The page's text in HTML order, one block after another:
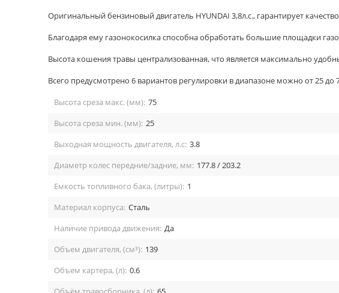
Оригинальный бензиновый двигатель HYUNDAI 3,8л.с., гарантирует
Благодаря ему газонокосилка способна обработать большие площадки
Высота кошения травы централизованная, что является максимально
Всего предусмотрено 6 вариантов регулировки в диапазоне можно от 25 до
Высота среза макс. (мм): 75
Высота среза мин. (мм): 25
Выходная мощность двигателя, л.с: 3.8
Диаметр колес передние/задние, мм: 177.8 / 203.2
Емкость топливного бака, (литры): 1
Материал корпуса: Сталь
Наличие привода движения: Да
Объем двигателя, (см³): 139
Объем картера, (л): 0.6